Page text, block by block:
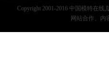
Copyright 2001-2016 中国模特在线
网站合作、内